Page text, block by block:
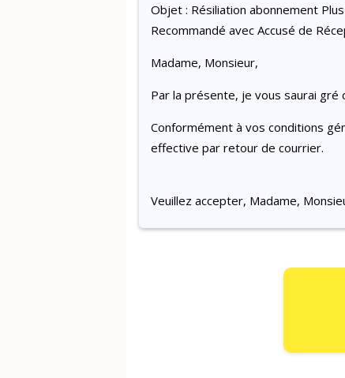
Objet : Résiliation abonnement
Recommandé avec Accusé de
Madame, Monsieur,
Par la présente, je vous saurai gré
Conformément à vos conditions
effective par retour de courrier.
Veuillez accepter, Madame,